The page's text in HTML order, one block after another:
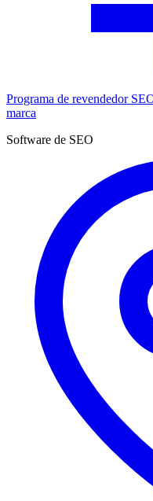
Programa de revendedor
marca
Software de SEO